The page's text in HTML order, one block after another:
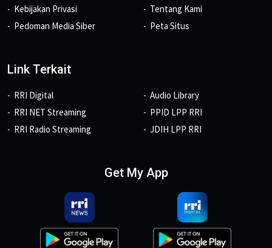
Kebijakan Privasi
Pedoman Media Siber
Tentang Kami
Peta Situs
Link Terkait
RRI Digital
RRI NET Streaming
RRI Radio Streaming
Audio Library
PPID LPP RRI
JDIH LPP RRI
Get My App